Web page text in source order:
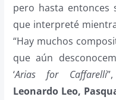
pero hasta entonces
que interpreté
“Hay muchos
que aún
‘Arias for Caffarelli
Leonardo Leo,